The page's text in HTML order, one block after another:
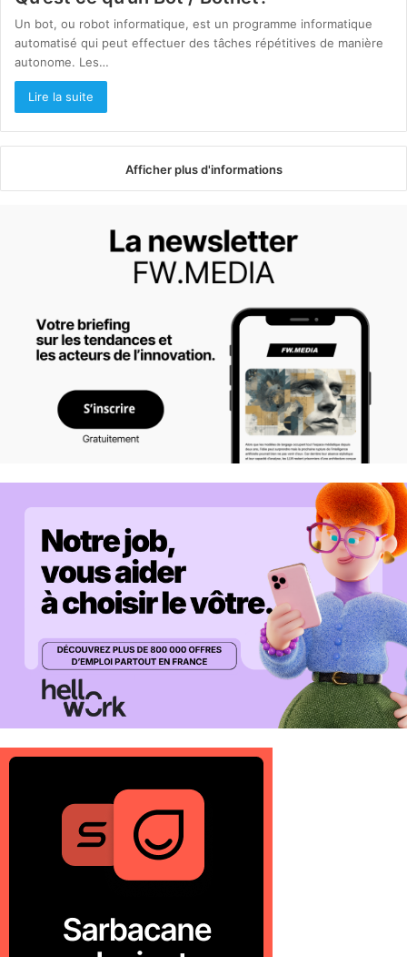
Un bot, ou robot informatique, est un programme informatique
automatisé qui peut effectuer des tâches répétitives de manière
autonome. Les…
Lire la suite
Afficher plus d'informations